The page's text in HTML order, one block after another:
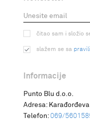
čitao sam i složio
slažem se sa
Informacije
Punto Blu d.o.o.
Adresa:
Telefon: 069/